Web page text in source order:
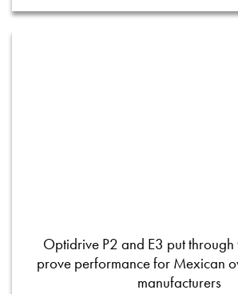
Optidrive P2 and E3 put through
prove performance for Mexican
manufacturers